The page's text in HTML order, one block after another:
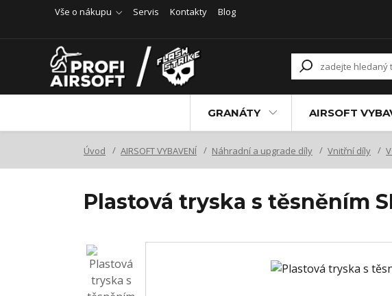
Vše o nákupu Servis Kontakty Blog
GRANÁTY AIRSOFT
Úvod AIRSOFT VYBAVENÍ Náhradní a upgrade díly Vnitřní díly
Plastová tryska s těsněním